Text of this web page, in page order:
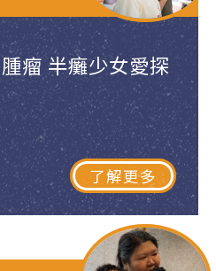
瘤 半癱少女愛探
了解更多